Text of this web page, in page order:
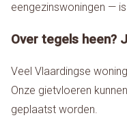
eengezinswoningen —
Over tegels heen?
Veel Vlaardingse
Onze gietvloeren
geplaatst worden.